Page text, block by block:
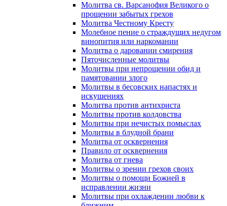
Молитва св. Варсанофия Великого о
прощении забытых грехов
Молитва Честному Кресту
Молебное пение о страждущих недугом
винопития или наркомании
Молитва о даровании смирения
Пяточисленные молитвы
Молитвы при непрощении обид и
памятовании злого
Молитвы в бесовских напастях и
искушениях
Молитва против антихриста
Молитвы против колдовства
Молитвы при нечистых помыслах
Молитвы в блудной брани
Молитва от осквернения
Правило от осквернения
Молитва от гнева
Молитвы о зрении грехов своих
Молитвы о помощи Божией в
исправлении жизни
Молитвы при охлаждении любви к